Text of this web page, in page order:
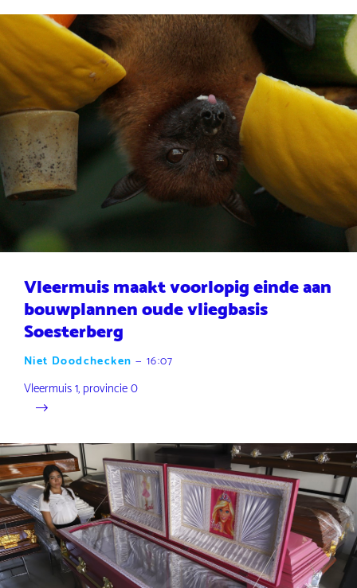
Vleermuis maakt voorlopig einde aan
bouwplannen oude vliegbasis
Soesterberg
Niet Doodchecken — 16:07
Vleermuis 1, provincie 0